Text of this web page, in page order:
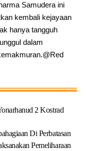
Samudera ini
kembali kejayaan
hanya tangguh
dalam
2 Kostrad
Di Perbatasan
Pemeliharaan